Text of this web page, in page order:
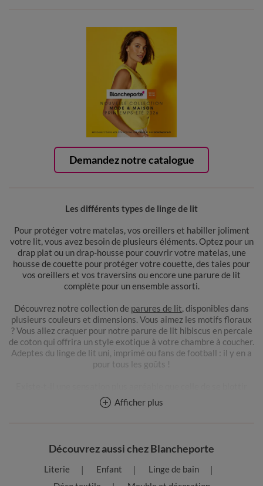
Demandez notre catalogue
Les différents types de linge de lit
Pour protéger votre matelas, vos oreillers et habiller joliment
votre lit, vous avez besoin de plusieurs éléments. Optez pour un
drap plat ou un drap-housse pour couvrir votre matelas, une
housse de couette pour protéger votre couette, des taies pour
vos oreillers et vos traversins ou encore une parure de lit
complète pour un ensemble assorti.
Découvrez notre collection de parures de lit, disponibles dans
plusieurs couleurs et dimensions. Vous aimez les motifs floraux
? Vous allez craquer pour notre parure de lit hibiscus en percale
de coton qui offrira un style exotique à votre chambre à coucher.
Adeptes du linge de lit uni, imprimé ou fans de football : il y en a
pour tous les goûts !
dans une douce et chaleureuse housse de couette après une
journée éprouvante ? Blancheporte vous propose une collection
sable, taupe ou rose poudré. Nous vous conseillons également
une housse de couette unie en lin lavé. Optez pour le blanc ou le
beige pour un style épuré.
Afficher plus
Découvrez aussi chez Blancheporte
Literie Enfant
Linge de bain